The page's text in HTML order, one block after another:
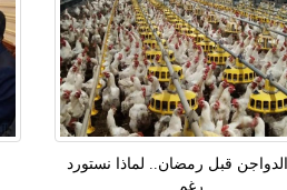
قبل رمضان.. لماذا نستورد